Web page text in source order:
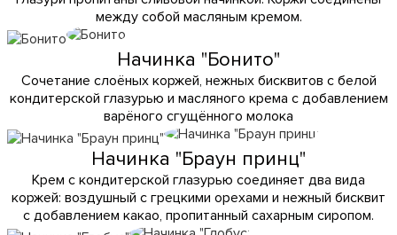
между собой масляным кремом.
Начинка "Бонито"
Сочетание слоёных коржей, нежных бисквитов с белой
кондитерской глазурью и масляного крема с добавлением
варёного сгущённого молока
Начинка "Браун принц"
Крем с кондитерской глазурью соединяет два вида
коржей: воздушный с грецкими орехами и нежный бисквит
с добавлением какао, пропитанный сахарным сиропом.